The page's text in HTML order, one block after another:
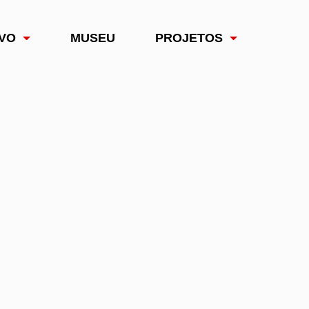
MUSEU PROJETOS